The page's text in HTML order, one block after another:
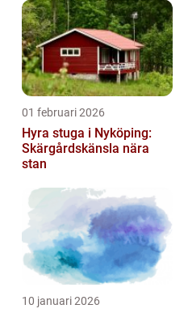
01 februari 2026
Hyra stuga i Nyköping:
Skärgårdskänsla nära
stan
10 januari 2026